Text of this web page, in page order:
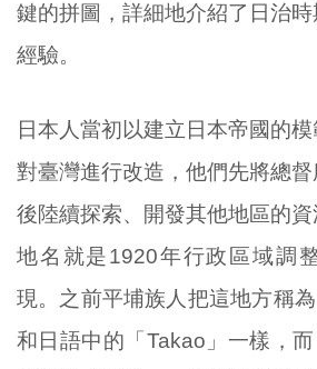
鍵的拼圖，詳細地介紹了日治
經驗。
日本人當初以建立日本帝國的模
對臺灣進行改造，他們先將總
後陸續探索、開發其他地區的
地名就是1920年行政區域調
現。之前平埔族人把這地方稱
和日語中的「Takao」一樣，